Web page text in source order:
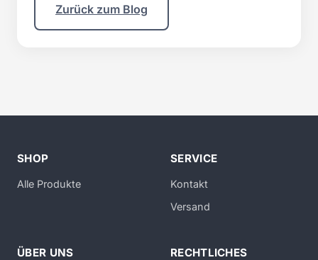
Zurück zum Blog
SHOP
Alle Produkte
SERVICE
Kontakt
Versand
ÜBER UNS RECHTLICHES